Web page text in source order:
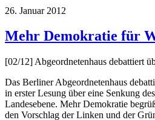
26. Januar 2012
Mehr Demokratie für
[02/12] Abgeordnetenhaus debattiert
Das Berliner Abgeordnetenhaus
in erster Lesung über eine Senkung
Landesebene. Mehr Demokratie
den Vorschlag der Linken und der